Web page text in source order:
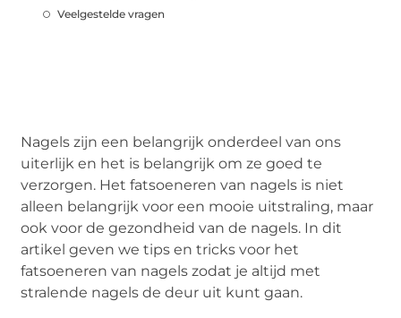
Veelgestelde vragen
Nagels zijn een belangrijk onderdeel van ons
uiterlijk en het is belangrijk om ze goed te
verzorgen. Het fatsoeneren van nagels is niet
alleen belangrijk voor een mooie uitstraling, maar
ook voor de gezondheid van de nagels. In dit
artikel geven we tips en tricks voor het
fatsoeneren van nagels zodat je altijd met
stralende nagels de deur uit kunt gaan.